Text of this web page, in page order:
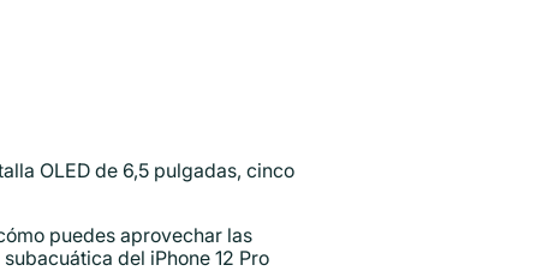
OLED de 6,5 pulgadas, cinco
puedes aprovechar las
del iPhone 12 Pro